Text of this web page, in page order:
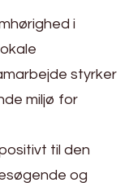
i
styrker
miljø for
til den
og